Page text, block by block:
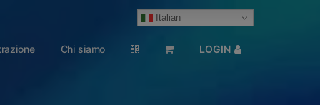
Italian
Chi siamo LOGIN